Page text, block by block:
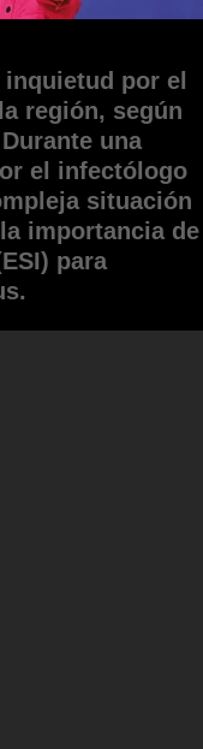
inquietud por el
región, según
una
el infectólogo
situación
importancia de
para